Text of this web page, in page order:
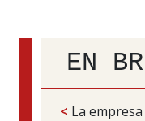
EN
< La